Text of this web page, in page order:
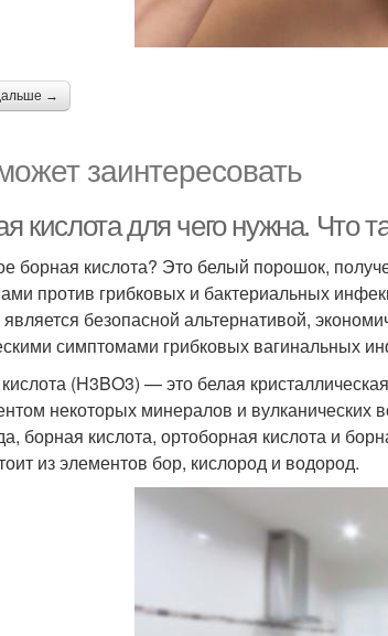
→
заинтересовать
кислота для чего нужна. Что
борная кислота? Это белый порошок,
против грибковых и бактериальных
является безопасной альтернативой,
симптомами грибковых вагинальных
(H3BO3) — это белая
некоторых минералов и вулканических
борная кислота, ортоборная кислота и
из элементов бор, кислород и водород.